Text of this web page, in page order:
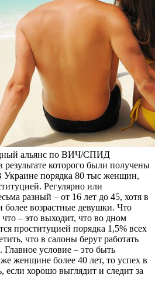
альянс по ВИЧ/СПИД
которого были получены
Украине порядка 80 тыс женщин,
Регулярно или
разный – от 16 лет до 45, хотя в
более возрастные девушки. Что
– это выходит, что во дном
проституцией порядка 1,5% всех
что в салоны берут работать
Главное условие – это быть
женщине более 40 лет, то успех в
если хорошо выглядит и следит за